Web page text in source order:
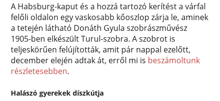
A Habsburg-kaput és a hozzá tartozó kerítést a várfal
felőli oldalon egy vaskosabb kőoszlop zárja le, aminek
a tetején látható Donáth Gyula szobrászművész
1905-ben elkészült Turul-szobra. A szobrot is
teljeskörűen felújították, amit pár nappal ezelőtt,
december elején adtak át, erről mi is beszámoltunk
részletesebben.
Halászó gyerekek díszkútja